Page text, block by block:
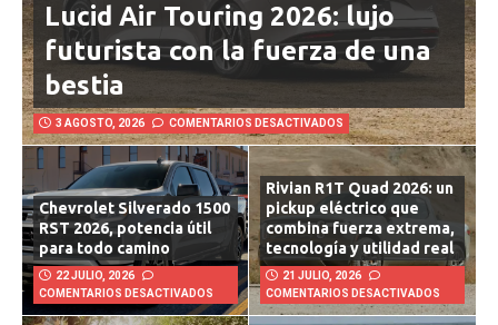
Lucid Air Touring 2026: lujo
futurista con la fuerza de una
bestia
3 AGOSTO, 2026 COMENTARIOS DESACTIVADOS
Chevrolet Silverado 1500
RST 2026, potencia útil
para todo camino
22 JULIO, 2026
COMENTARIOS DESACTIVADOS
Rivian R1T Quad 2026: un
pickup eléctrico que
combina fuerza extrema,
tecnología y utilidad real
21 JULIO, 2026
COMENTARIOS DESACTIVADOS